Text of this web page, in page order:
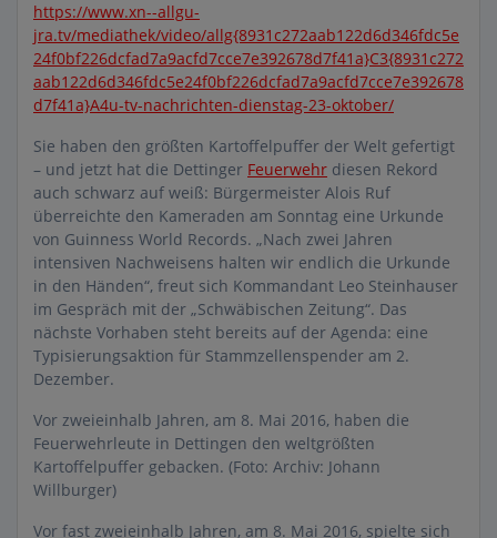
https://www.xn--allgu-
jra.tv/mediathek/video/allg{8931c272aab122d6d346fdc5e
24f0bf226dcfad7a9acfd7cce7e392678d7f41a}C3{8931c272
aab122d6d346fdc5e24f0bf226dcfad7a9acfd7cce7e392678
d7f41a}A4u-tv-nachrichten-dienstag-23-oktober/
Sie haben den größten Kartoffelpuffer der Welt gefertigt
– und jetzt hat die Dettinger Feuerwehr diesen Rekord
auch schwarz auf weiß: Bürgermeister Alois Ruf
überreichte den Kameraden am Sonntag eine Urkunde
von Guinness World Records. „Nach zwei Jahren
intensiven Nachweisens halten wir endlich die Urkunde
in den Händen“, freut sich Kommandant Leo Steinhauser
im Gespräch mit der „Schwäbischen Zeitung“. Das
nächste Vorhaben steht bereits auf der Agenda: eine
Typisierungsaktion für Stammzellenspender am 2.
Dezember.
Vor zweieinhalb Jahren, am 8. Mai 2016, haben die
Feuerwehrleute in Dettingen den weltgrößten
Kartoffelpuffer gebacken. (Foto: Archiv: Johann
Willburger)
Vor fast zweieinhalb Jahren, am 8. Mai 2016, spielte sich